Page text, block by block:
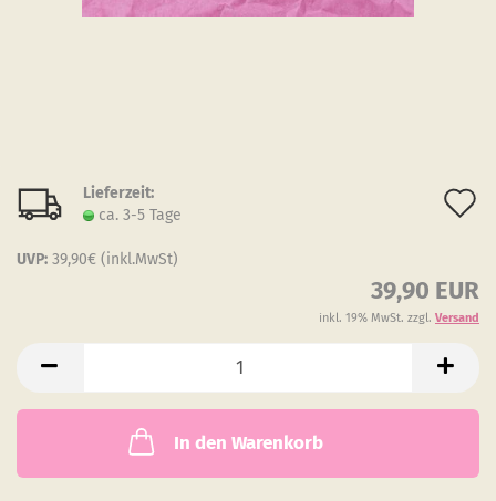
Lieferzeit:
ca. 3-5 Tage
UVP: 39,90€ (inkl.MwSt)
39,90 EUR
inkl. 19% MwSt. zzgl. Versand
In den Warenkorb